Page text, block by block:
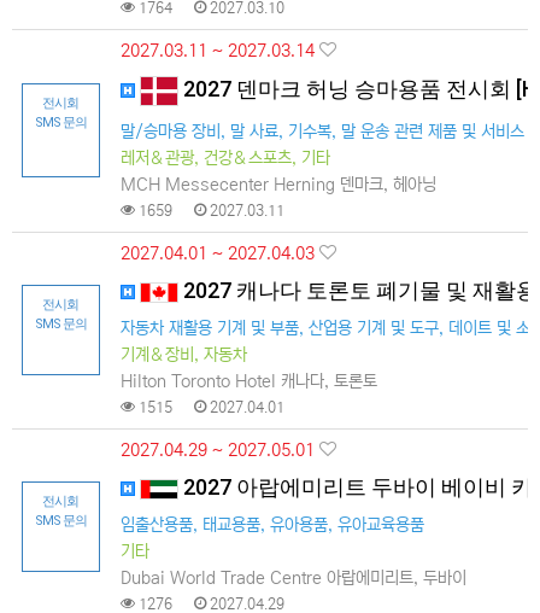
1764 2027.03.10
전시회
SMS 문의
2027.03.11 ~ 2027.03.14
2027 덴마크 허닝 승마용품 전시회
말/승마용 장비, 말 사료, 기수복, 말 운송 관련 제품 및 서비스
레저＆관광, 건강＆스포츠, 기타
MCH Messecenter Herning 덴마크, 헤아닝
1659 2027.03.11
전시회
SMS 문의
2027.04.01 ~ 2027.04.03
2027 캐나다 토론토 폐기물 및 재활
자동차 재활용 기계 및 부품, 산업용 기계 및 도구, 데이트 및 소
기계＆장비, 자동차
Hilton Toronto Hotel 캐나다, 토론토
1515 2027.04.01
전시회
SMS 문의
2027.04.29 ~ 2027.05.01
2027 아랍에미리트 두바이 베이비
임출산용품, 태교용품, 유아용품, 유아교육용품
기타
Dubai World Trade Centre 아랍에미리트, 두바이
1276 2027.04.29